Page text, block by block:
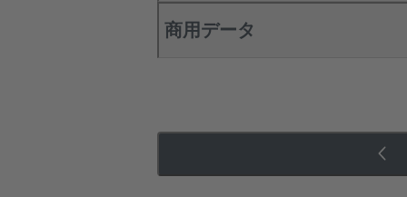
商用データ